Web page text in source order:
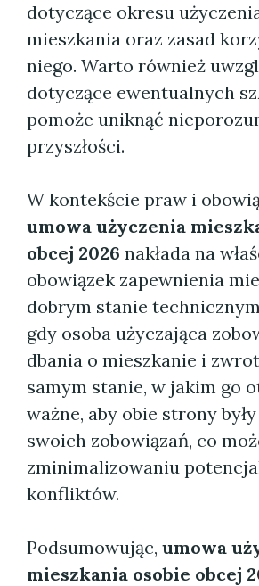
dotyczące okresu
mieszkania oraz zasad
niego. Warto również
dotyczące ewentualnych
pomoże uniknąć
przyszłości.
W kontekście praw i
umowa użyczenia
obcej 2026 nakłada na
obowiązek zapewnienia
dobrym stanie
gdy osoba użyczająca
dbania o mieszkanie i
samym stanie, w jakim go
ważne, aby obie strony
swoich zobowiązań, co
zminimalizowaniu
konfliktów.
Podsumowując, umowa
mieszkania osobie obcej